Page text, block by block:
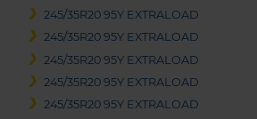
245/35R20 95Y EXTRALOAD
245/35R20 95Y EXTRALOAD
245/35R20 95Y EXTRALOAD
245/35R20 95Y EXTRALOAD
245/35R20 95Y EXTRALOAD